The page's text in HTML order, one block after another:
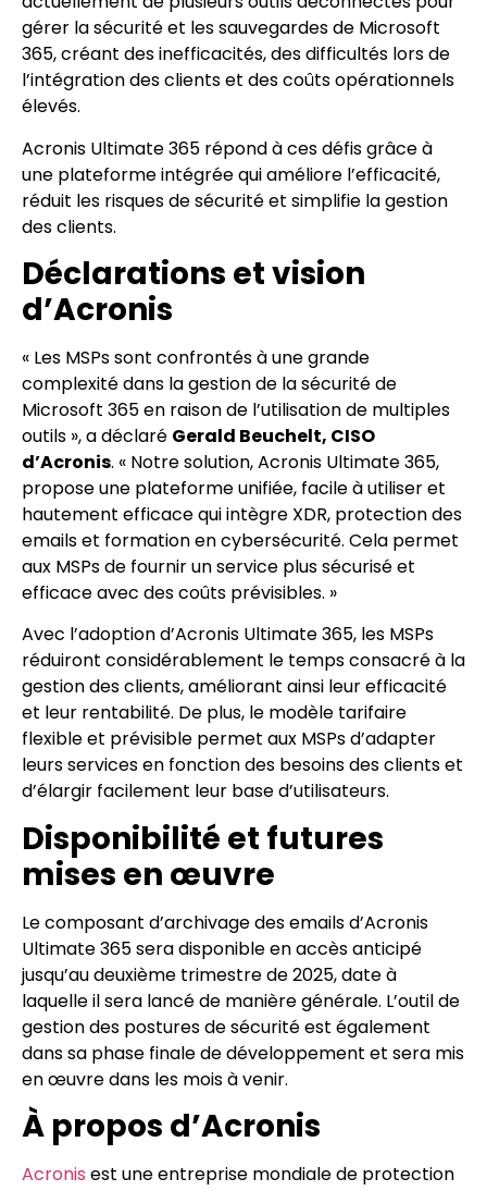
gérer la sécurité et les sauvegardes de Microsoft
365, créant des inefficacités, des difficultés lors de
l’intégration des clients et des coûts opérationnels
élevés.
Acronis Ultimate 365 répond à ces défis grâce à
une plateforme intégrée qui améliore l’efficacité,
réduit les risques de sécurité et simplifie la gestion
des clients.
Déclarations et vision
d’Acronis
« Les MSPs sont confrontés à une grande
complexité dans la gestion de la sécurité de
Microsoft 365 en raison de l’utilisation de multiples
outils », a déclaré Gerald Beuchelt, CISO
d’Acronis. « Notre solution, Acronis Ultimate 365,
propose une plateforme unifiée, facile à utiliser et
hautement efficace qui intègre XDR, protection des
emails et formation en cybersécurité. Cela permet
aux MSPs de fournir un service plus sécurisé et
efficace avec des coûts prévisibles. »
Avec l’adoption d’Acronis Ultimate 365, les MSPs
réduiront considérablement le temps consacré à la
gestion des clients, améliorant ainsi leur efficacité
et leur rentabilité. De plus, le modèle tarifaire
flexible et prévisible permet aux MSPs d’adapter
leurs services en fonction des besoins des clients et
d’élargir facilement leur base d’utilisateurs.
Disponibilité et futures
mises en œuvre
Le composant d’archivage des emails d’Acronis
Ultimate 365 sera disponible en accès anticipé
jusqu’au deuxième trimestre de 2025, date à
laquelle il sera lancé de manière générale. L’outil de
gestion des postures de sécurité est également
dans sa phase finale de développement et sera mis
en œuvre dans les mois à venir.
À propos d’Acronis
Acronis est une entreprise mondiale de protection